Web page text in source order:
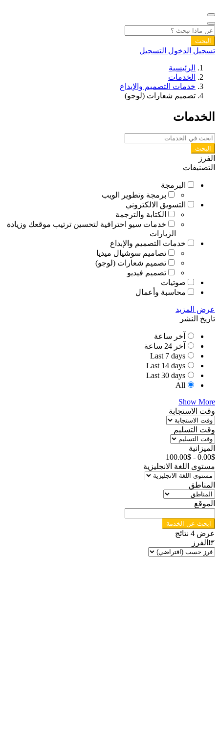
البحث
تسجيل الدخول التسجيل
الرئيسية
الخدمات
خدمات التصميم والإبداع
تصميم شعارات (لوجو)
الخدمات
البحث
الفرز
التصنيفات
البرمجة
برمجة وتطوير الويب
التسويق الالكتروني
الكتابة والترجمة
خدمات سيو احترافية لتحسين ترتيب موقعك وزيادة
الزيارات
خدمات التصميم والإبداع
تصاميم سوشيال ميديا
تصميم شعارات (لوجو)
تصميم فيديو
صوتيات
محاسبة وأعمال
عرض المزيد
تاريخ النشر
آخر ساعة
آخر 24 ساعة
Last 7 days
Last 14 days
Last 30 days
All
Show More
وقت الاستجابة
وقت التسليم
الميزانية
0.00$
-
100.00$
مستوى اللغة الانجليزية
المناطق
الموقع
ابحث عن الخدمة
عرض 4 نتائج
الفرز